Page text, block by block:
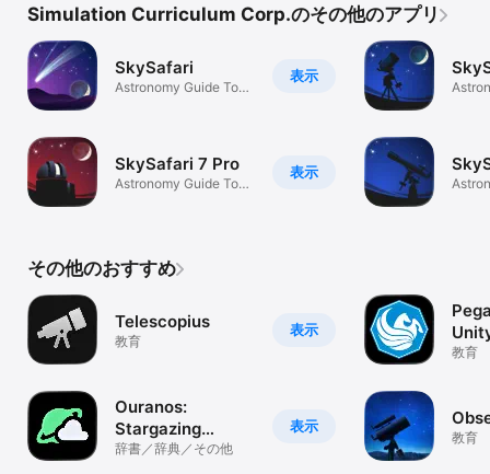
Simulation Curriculum Corp.のその他のアプリ
表示
SkySafari
Astronomy Guide To
表示
SkySafari 7 Pro
Astronomy Guide To
その他のおすすめ
表示
Telescopius
教育
表示
Ouranos:
Stargazing
Forecast
辞書／辞典／その他
教育
教育